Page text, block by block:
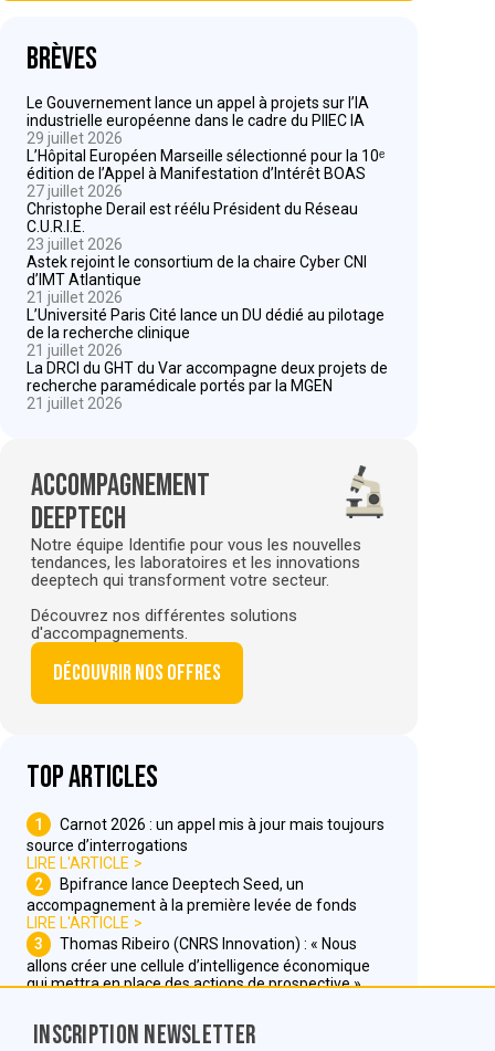
Brèves
Le Gouvernement lance un appel à projets sur l’IA
industrielle européenne dans le cadre du PIIEC IA
29 juillet 2026
L’Hôpital Européen Marseille sélectionné pour la 10ᵉ
édition de l’Appel à Manifestation d’Intérêt BOAS
27 juillet 2026
Christophe Derail est réélu Président du Réseau
C.U.R.I.E.
23 juillet 2026
Astek rejoint le consortium de la chaire Cyber CNI
d’IMT Atlantique
21 juillet 2026
L’Université Paris Cité lance un DU dédié au pilotage
de la recherche clinique
21 juillet 2026
La DRCI du GHT du Var accompagne deux projets de
recherche paramédicale portés par la MGEN
21 juillet 2026
Accompagnement
deeptech
Notre équipe Identifie pour vous les nouvelles
tendances, les laboratoires et les innovations
deeptech qui transforment votre secteur.
Découvrez nos différentes solutions
d'accompagnements.
Découvrir nos offres
Top articles
1
Carnot 2026 : un appel mis à jour mais toujours
source d’interrogations
LIRE L'ARTICLE
2
Bpifrance lance Deeptech Seed, un
accompagnement à la première levée de fonds
LIRE L'ARTICLE
3
Thomas Ribeiro (CNRS Innovation) : « Nous
allons créer une cellule d’intelligence économique
qui mettra en place des actions de prospective »
Inscription Newsletter